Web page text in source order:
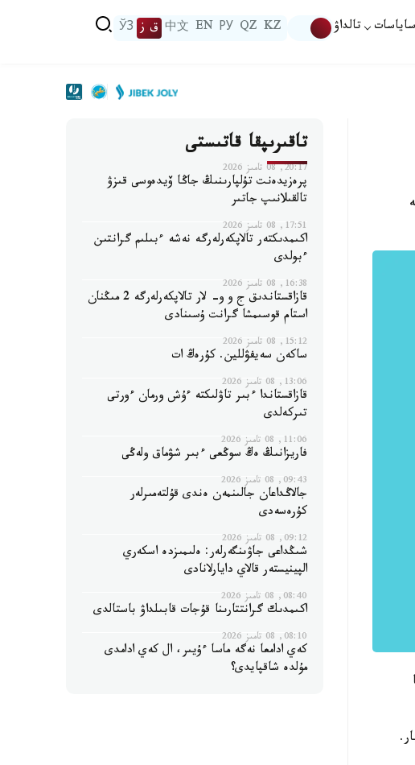
ساياسات تالداۋ KZ
QZ
РУ
EN
中文 ق ز ЎЗ
تاقىرىپقا قاتىستى
20:17, 08 تامىز 2026
پرەزيدەنت تۇلپارىنىڭ جاڭا ۆيدەوسى قىزۋ
تالقىلانىپ جاتىر
17:51, 08 تامىز 2026
اكىمدىكتەر تالاپكەرلەرگە نەشە ءبىلىم گرانتىن
ءبولدى
16:38, 08 تامىز 2026
قازاقستاندىق ج و و- لار تالاپكەرلەرگە 2 مىڭنان
استام قوسىمشا گرانت ۇسىنادى
15:12, 08 تامىز 2026
ساكەن سەيفۋللين. كۇرەڭ ات
13:06, 08 تامىز 2026
قازاقستاندا ءبىر تاۋلىكتە ءۇش ورمان ءورتى
تىركەلدى
11:06, 08 تامىز 2026
فاريزانىڭ ەڭ سوڭعى ءبىر شۋماق ولەڭى
09:43, 08 تامىز 2026
جالاڭداعان جالىنمەن ەندى قۇلتەمىرلەر
كۇرەسەدى
09:12, 08 تامىز 2026
شىڭداعى جاۋىنگەرلەر: ەلىمىزدە اسكەري
الپينيستەر قالاي دايارلانادى
08:40, 08 تامىز 2026
اكىمدىك گرانتتارىنا قۇجات قابىلداۋ باستالدى
08:10, 08 تامىز 2026
كەي ادامعا نەگە ماسا ءۇيىر، ال كەي ادامدى
مۇلدە شاقپايدى؟